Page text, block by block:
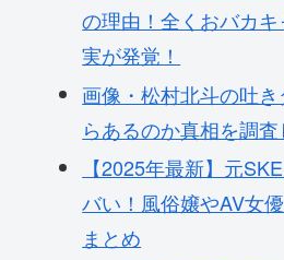
の理由！全くおバカ
実が発覚！
画像・松村北斗の吐
らあるのか真相を調査
【2025年最新】元
バい！風俗嬢やAV女
まとめ